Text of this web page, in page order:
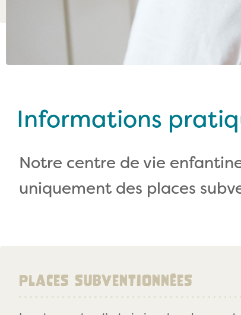
Informations
Notre centre de vie
uniquement des places
Places subventionnées